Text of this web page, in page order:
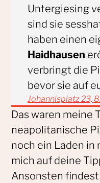
Untergiesing
sind sie
haben einen
Haidhausen
verbringt die
bevor sie auf
Johannisplatz 23,
Das waren meine
neapolitanische
noch ein Laden in
mich auf deine
Ansonsten